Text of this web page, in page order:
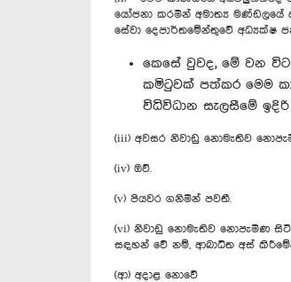
යෝජනා කරමින් අමාත්‍ය මණ්ඩලයේ
සේවා දෙපාර්තමේන්තුවේ අධ්‍යක්ෂ
කෙසේ වුවද, මේ වන
කමිටුවක් පත්කර මෙම
විධිවිධාන සැලසීමේ
(iii) අවසර නිවාඩු නොමැතිව
(iv) ඔව්.
(v) පියවර ගනිමින් පවතී.
(vi) නිවාඩු නොමැතිව නොපැමිණ
සඳහන් වේ නම්, ආබාධිත අස්
(ආ) අදාළ නොවේ